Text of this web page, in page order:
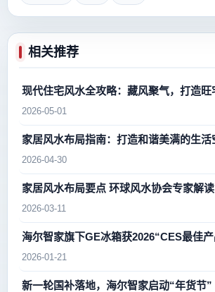
相关推荐
现代住宅风水全攻略：藏风聚气，打造旺
2026-05-01
家居风水布局指南：打造和谐美满的生活
2026-04-30
家居风水布局要点 环球风水协会专家解读
2026-03-11
海尔智家旗下GE冰箱获2026“CES最佳
2026-01-21
新一轮国补落地，海尔智家启动“年货节”